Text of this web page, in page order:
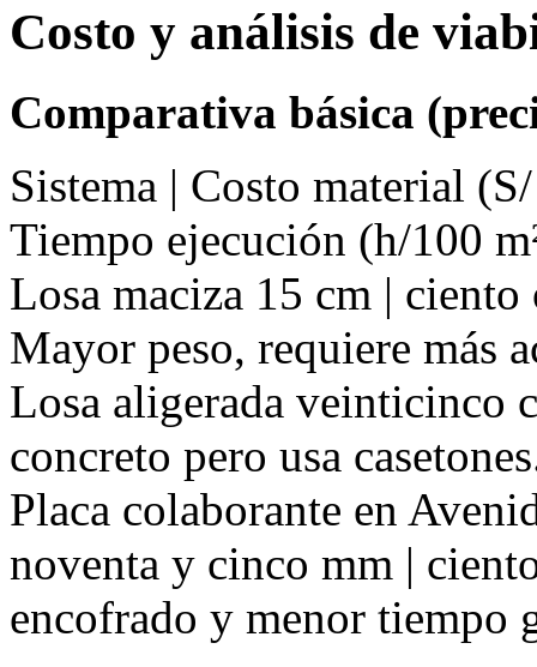
Costo y análisis de
Comparativa básica
Sistema | Costo material
Tiempo ejecución (h/100
Losa maciza 15 cm | ciento
Mayor peso, requiere más
Losa aligerada veinticinco
concreto pero usa
Placa colaborante en
noventa y cinco mm |
encofrado y menor tiempo